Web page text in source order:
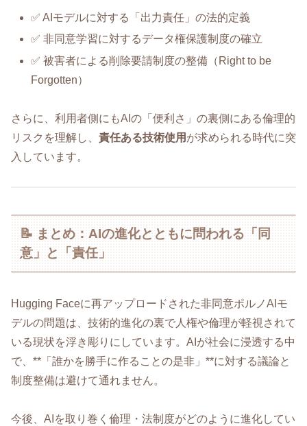
✅ AIモデルに対する「出力責任」の法的定義
✅ 非同意学習に対するデータ権保護制度の確立
✅ 被害者による削除要請制度の整備（Right to be
Forgotten）
さらに、利用者側にもAIの「便利さ」の裏側にある倫理的
リスクを理解し、 責任ある技術使用 が求められる時代に突
入しています。
📝 まとめ：AIの進化とともに問われる「同
意」と「責任」
Hugging Faceに再アップロードされた非同意ポルノAIモ
デルの問題は、技術的進化の裏で人権や倫理が軽視されて
いる現状を浮き彫りにしています。AIが社会に浸透する中
で、**「誰かを勝手に作ることの是非」**に対する議論と
制度整備は避けて通れません。
今後、AIを取り巻く倫理・法制度がどのように進化してい